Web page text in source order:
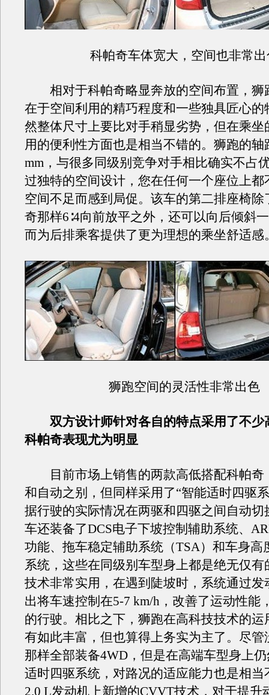
科帕奇车体宽大，空间也非常出
相对于科帕奇略显奔放的空间布置，狮
在于空间利用的精巧程度和一些独具匠心的
然整体尺寸上要比对手稍显劣势，但在乘坐
用的便利性方面也是相当不错的。狮跑的轴
mm，与很多同级别竞争对手相比确实不占
过独特的空间设计，您在任何一个座位上都
空间不足而感到局促。该车的第二排座椅除
奇那样6∶4向前放平之外，还可以向后倾斜
而为后排乘客提供了更为理想的乘坐舒适感
狮跑空间的灵活性非常出色
双方设计师针对各自的特点采用了不少
科帕奇表现尤为明显
目前市场上销售的两款高低搭配科帕奇
和自动之别，但同样采用了“智能适时四驱
据行驶的实际情况在两驱和四驱之间自动切
车还装备了DCS电子下坡控制辅助系统、
功能、拖车稳定辅助系统（TSA）和车身高
系统，这些在同级别车型身上都是绝无仅有
技术非常实用，在遇到陡坡时，系统通过发
出将车速控制在5-7 km/h，改善了运动性能
的行驶。相比之下，狮跑在高科技技术的运
有如此丰富，但也算得上务实为主了。尽管
那样全部装备4WD，但是在高端车型身上
适时四驱系统，对路况的适应能力也是相当
2.0 L发动机上新增的CVVT技术，对于提升